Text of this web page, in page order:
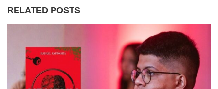
RELATED POSTS